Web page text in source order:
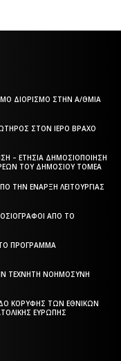
ΔΙΟΡΙΣΜΌ ΣΤΗΝ Α/ΘΜΙΑ
ΣΤΟΝ ΙΕΡΌ ΒΡΆΧΟ
– EΤΉΣΙΑ ΔΗΜΟΣΙΟΠΟΊΗΣΗ
ΤΟΥ ΔΗΜΟΣΊΟΥ ΤΟΜΈΑ
ΤΗΝ ΈΝΑΡΞΗ ΛΕΙΤΟΥΡΓΊΑΣ
ΑΠΌ ΤΟ
ΠΡΌΓΡΑΜΜΑ
ΤΕΧΝΗΤΉ ΝΟΗΜΟΣΎΝΗ
ΚΟΡΥΦΉΣ ΤΩΝ ΕΘΝΙΚΏΝ
ΕΥΡΏΠΗΣ